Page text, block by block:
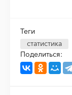
Теги
статистика
Поделиться: